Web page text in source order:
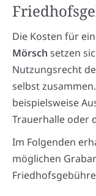
Die Kosten für
Mörsch setzen
Nutzungsrecht
selbst
beispielsweise
Trauerhalle oder
Im Folgenden
möglichen